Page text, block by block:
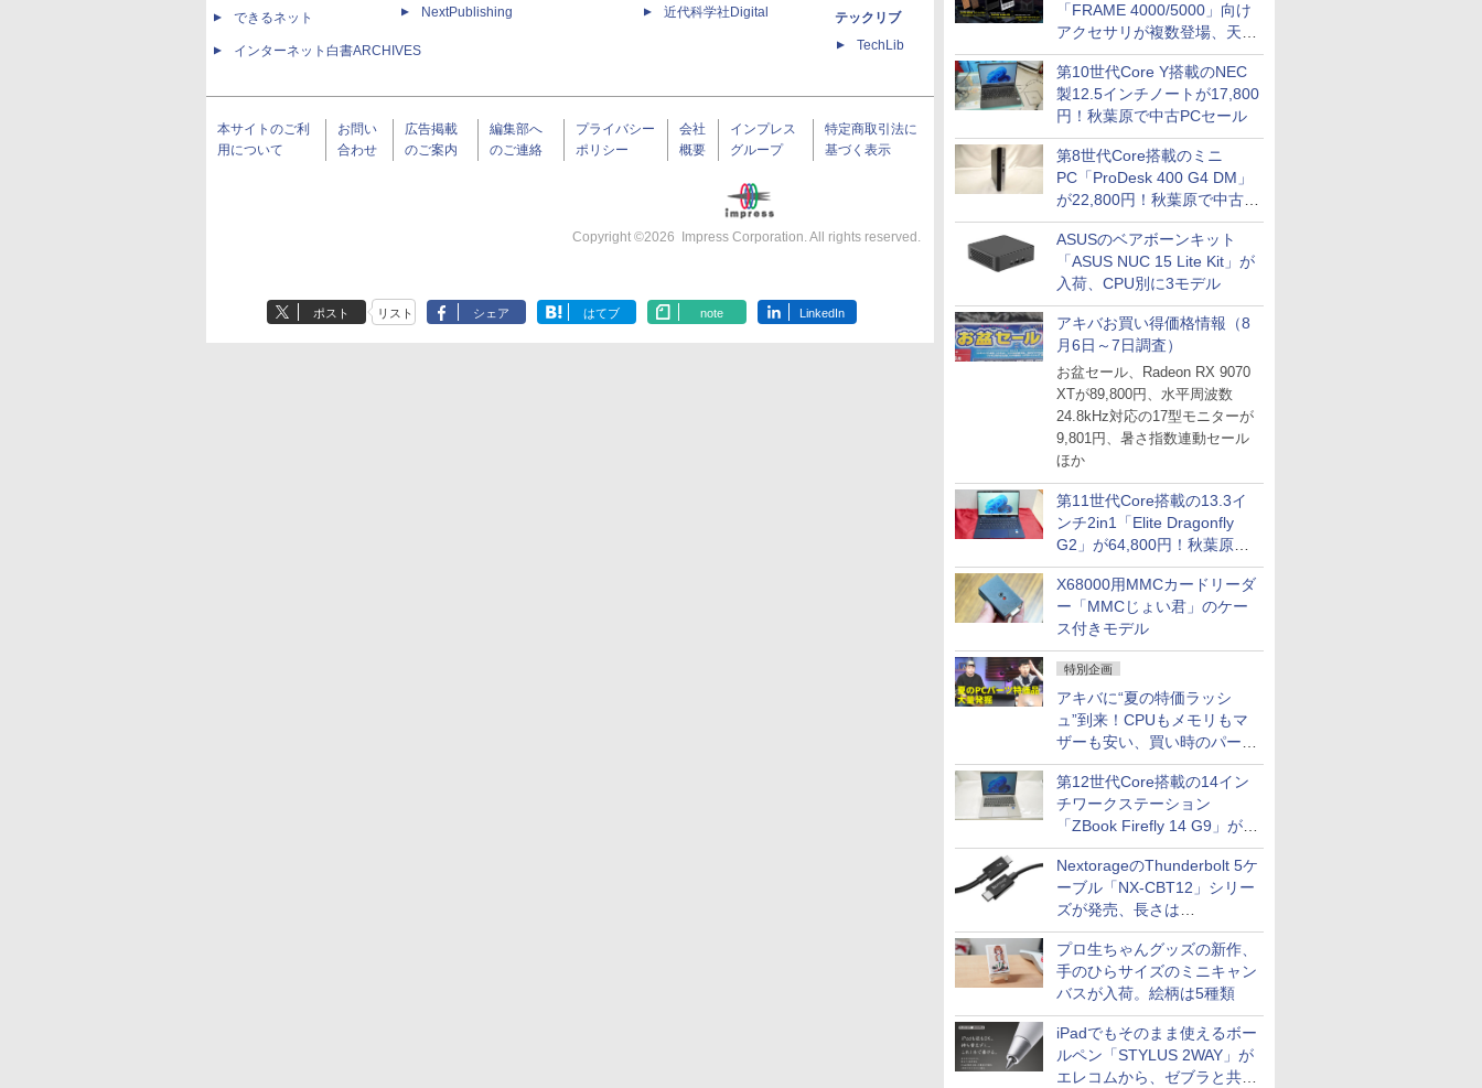
「FRAME 4000/5000」向け
アクセサリが複数登場、天然
木製パネルや背面コネクタ対
応トレイなど
第10世代Core Y搭載のNEC
製12.5インチノートが17,800
円！秋葉原で中古PCセール
第8世代Core搭載のミニ
PC「ProDesk 400 G4 DM」
が22,800円！秋葉原で中古
PCセール
ASUSのベアボーンキット
「ASUS NUC 15 Lite Kit」が
入荷、CPU別に3モデル
アキバお買い得価格情報（8
月6日～7日調査）
お盆セール、Radeon RX 9070
XTが89,800円、水平周波数
24.8kHz対応の17型モニターが
9,801円、暑さ指数連動セール
ほか
第11世代Core搭載の13.3イ
ンチ2in1「Elite Dragonfly
G2」が64,800円！秋葉原で
中古PCセール
X68000用MMCカードリーダ
ー「MMCじょい君」のケー
ス付きモデル
特別企画
アキバに“夏の特価ラッシ
ュ”到来！CPUもメモリもマ
ザーも安い、買い時のパーツ
は？【8月7日(金)22時配信】
第12世代Core搭載の14イン
チワークステーション
「ZBook Firefly 14 G9」が
79,800円！秋葉原で中古PC
セール
NextorageのThunderbolt 5ケ
ーブル「NX-CBT12」シリー
ズが発売、長さは
30cm/50cm/1mの3種類
プロ生ちゃんグッズの新作、
手のひらサイズのミニキャン
バスが入荷。絵柄は5種類
iPadでもそのまま使えるボー
ルペン「STYLUS 2WAY」が
エレコムから、ゼブラと共同
できるネット
インターネット白書ARCHIVES
NextPublishing
近代科学社Digital
テックリブ
TechLib
Impress Group Publication Informa
tion
本サイトのご利
用について
お問い
合わせ
広告掲載
のご案内
編集部へ
のご連絡
プライバシー
ポリシー
会社
概要
インプレス
グループ
特定商取引法に
基づく表示
Copyright ©2026 Impress Corporation. All rights reserved.
ポスト リスト シェア はてブ note LinkedIn